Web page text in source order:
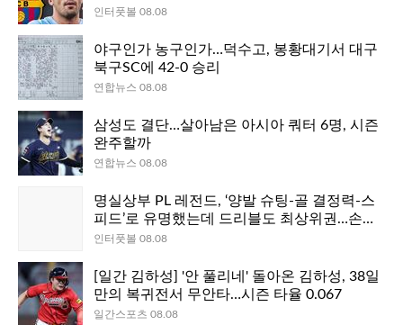
셀로나, 맨시티에 상향 제안 예정
인터풋볼 08.08
야구인가 농구인가…덕수고, 봉황대기서 대구
북구SC에 42-0 승리
연합뉴스 08.08
삼성도 결단…살아남은 아시아 쿼터 6명, 시즌
완주할까
연합뉴스 08.08
명실상부 PL 레전드, ‘양발 슈팅-골 결정력-스
피드’로 유명했는데 드리블도 최상위권…손흥
민, 최근 10시즌 돌파 성공 전체 10위
인터풋볼 08.08
[일간 김하성] '안 풀리네' 돌아온 김하성, 38일
만의 복귀전서 무안타…시즌 타율 0.067
일간스포츠 08.08